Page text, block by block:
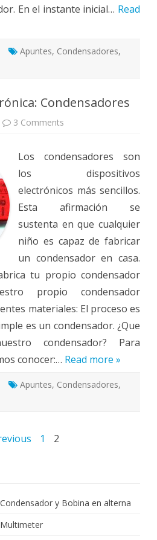
En el instante inicial… Read
Apuntes, Condensadores,
Condensadores
3 Comments
Condensadores
Los condensadores son
los dispositivos
electrónicos más sencillos.
Esta afirmación se
sustenta en que cualquier
niño es capaz de fabricar
un condensador en casa.
tu propio condensador
propio condensador
materiales: El proceso es
es un condensador. ¿Que
condensador? Para
conocer:… Read more »
Apuntes, Condensadores,
1 2
y Bobina en alterna